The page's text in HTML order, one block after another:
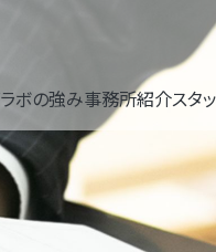
ボの強み事務所紹介スタ